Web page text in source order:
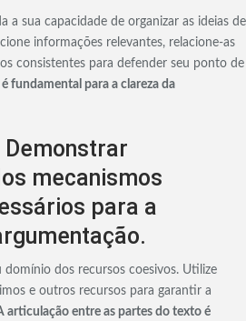
a sua capacidade de organizar as ideias de
informações relevantes, relacione-as
consistentes para defender seu ponto de
fundamental para a clareza da
mecanismos
para a
dos recursos coesivos. Utilize
e outros recursos para garantir a
articulação entre as partes do texto é